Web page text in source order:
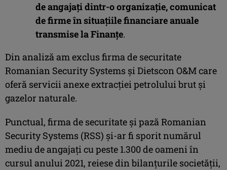
de angajaţi dintr-o organizaţie, comunicat
de firme în situaţiile financiare anuale
transmise la Finanţe.
Din analiză am exclus firma de securitate
Romanian Security Systems şi Dietscon O&M care
oferă servicii anexe extracției petrolului brut și
gazelor naturale.
Punctual, firma de securitate şi pază Romanian
Security Systems (RSS) şi-ar fi sporit numărul
mediu de angajaţi cu peste 1.300 de oameni în
cursul anului 2021, reiese din bilanţurile societăţii,